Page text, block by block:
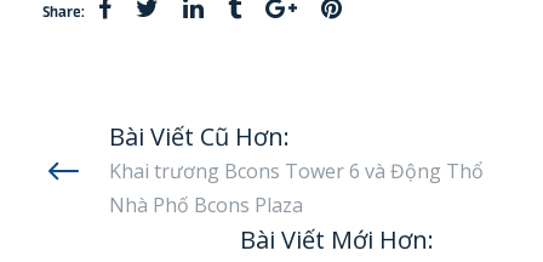
Share:
Bài Viết Cũ Hơn:
Khai trương Bcons Tower 6 và Động Thổ
Nhà Phố Bcons Plaza
Bài Viết Mới Hơn: